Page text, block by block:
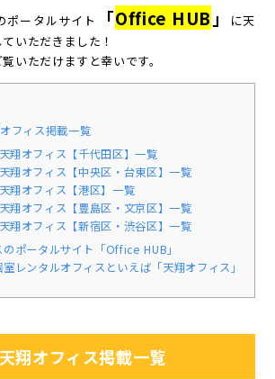
ポータルサイト 「Office HUB 」
に天
いただきました！
いただけますと幸いです。
フィス掲載一覧
翔オフィス【千代田区】一覧
翔オフィス【中央区・台東区】一覧
翔オフィス【港区】一覧
オフィス【豊島区・文京区】一覧
翔オフィス【新宿区・渋谷区】一覧
ポータルサイト「Office HUB」
レンタルオフィスといえば「天翔オフィス」
翔オフィス掲載一覧